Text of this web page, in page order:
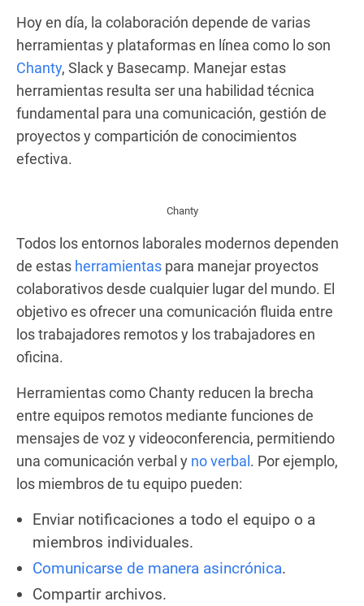
Hoy en día, la colaboración depende de varias
herramientas y plataformas en línea como lo son
Chanty, Slack y Basecamp. Manejar estas
herramientas resulta ser una habilidad técnica
fundamental para una comunicación, gestión de
proyectos y compartición de conocimientos
efectiva.
Chanty
Todos los entornos laborales modernos dependen
de estas herramientas para manejar proyectos
colaborativos desde cualquier lugar del mundo. El
objetivo es ofrecer una comunicación fluida entre
los trabajadores remotos y los trabajadores en
oficina.
Herramientas como Chanty reducen la brecha
entre equipos remotos mediante funciones de
mensajes de voz y videoconferencia, permitiendo
una comunicación verbal y no verbal. Por ejemplo,
los miembros de tu equipo pueden:
Enviar notificaciones a todo el equipo o a
miembros individuales.
Comunicarse de manera asincrónica.
Compartir archivos.